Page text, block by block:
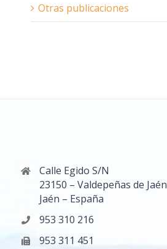
Otras publicaciones
Calle Egido S/N
23150 – Valdepeñas de Jaén
Jaén – España
953 310 216
953 311 451